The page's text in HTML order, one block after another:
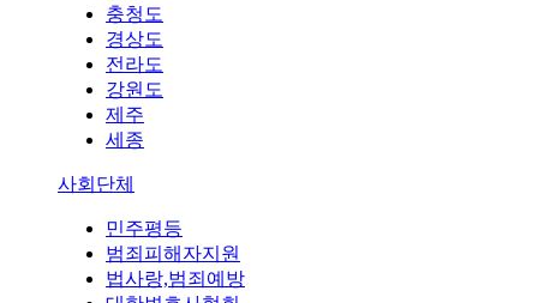
충청도
경상도
전라도
강원도
제주
세종
사회단체
민주평등
범죄피해자지원
법사랑,범죄예방